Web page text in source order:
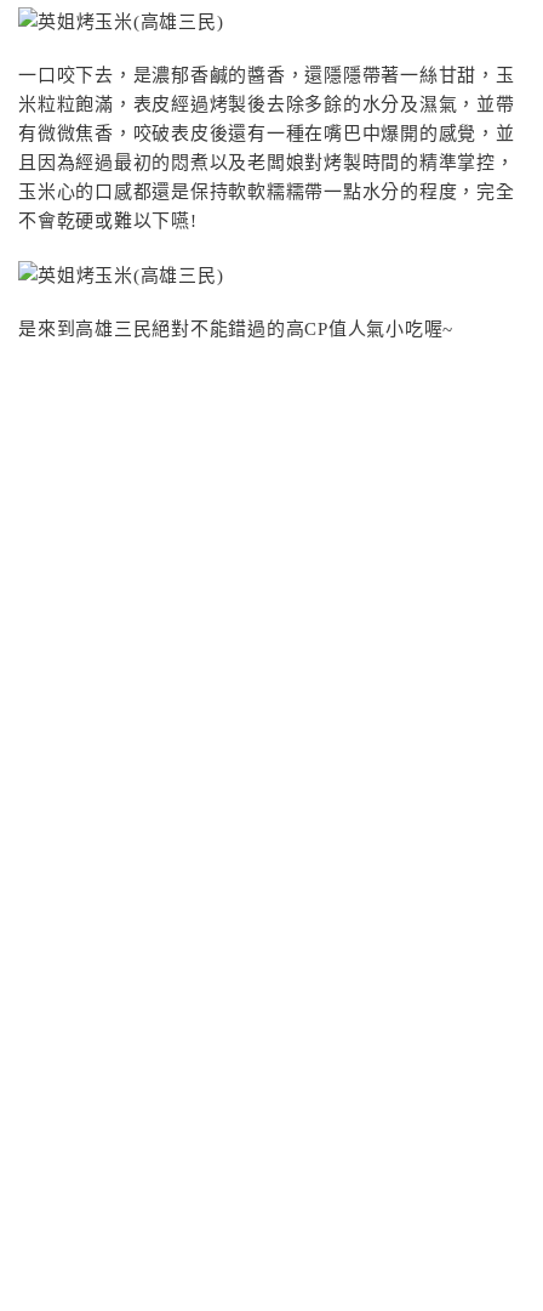
一口咬下去，是濃郁香鹹的醬香，還隱隱帶著一絲甘甜，玉
米粒粒飽滿，表皮經過烤製後去除多餘的水分及濕氣，並帶
有微微焦香，咬破表皮後還有一種在嘴巴中爆開的感覺，並
且因為經過最初的悶煮以及老闆娘對烤製時間的精準掌控，
玉米心的口感都還是保持軟軟糯糯帶一點水分的程度，完全
不會乾硬或難以下嚥!
是來到高雄三民絕對不能錯過的高CP值人氣小吃喔~